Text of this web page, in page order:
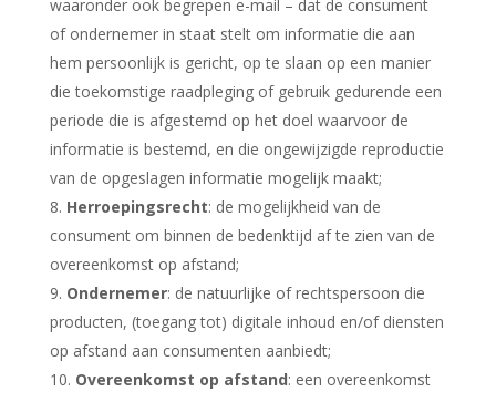
waaronder ook begrepen e-mail – dat de consument
of ondernemer in staat stelt om informatie die aan
hem persoonlijk is gericht, op te slaan op een manier
die toekomstige raadpleging of gebruik gedurende een
periode die is afgestemd op het doel waarvoor de
informatie is bestemd, en die ongewijzigde reproductie
van de opgeslagen informatie mogelijk maakt;
Herroepingsrecht: de mogelijkheid van de
consument om binnen de bedenktijd af te zien van de
overeenkomst op afstand;
Ondernemer: de natuurlijke of rechtspersoon die
producten, (toegang tot) digitale inhoud en/of diensten
op afstand aan consumenten aanbiedt;
Overeenkomst op afstand: een overeenkomst